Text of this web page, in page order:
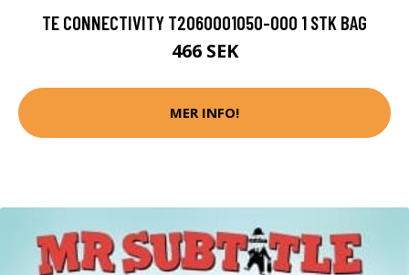
TE CONNECTIVITY T2060001050-000 1 STK BAG
466 SEK
MER INFO!